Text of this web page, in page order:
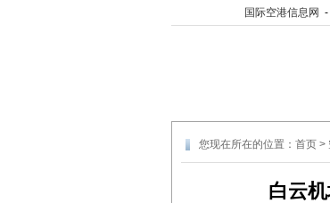
国际空港信息网 -
您现在所在的位置： 首页 >
白云